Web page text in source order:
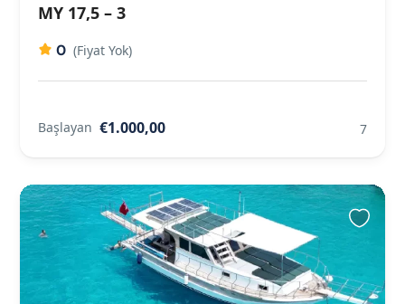
MY 17,5 – 3
0 (Fiyat Yok)
Başlayan €1.000,00 7